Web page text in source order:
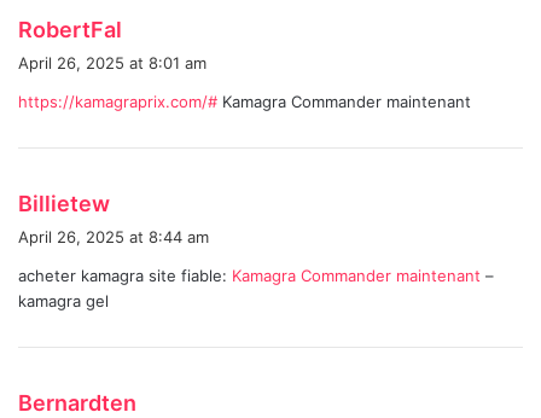
RobertFal
a
s
April 26, 2025 at 8:01 am
https://kamagraprix.com/# Kamagra Commander maintenant
Billietew
a
s
April 26, 2025 at 8:44 am
acheter kamagra site fiable: Kamagra Commander maintenant –
kamagra gel
Bernardten